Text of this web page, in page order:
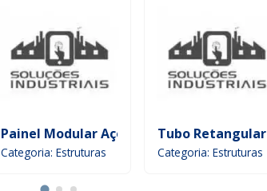
Painel Modular Aço Inox
Categoria: Estruturas
Tubo Retangular
Categoria: Estruturas